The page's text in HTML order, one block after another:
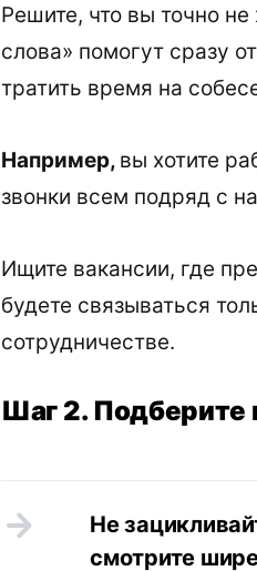
Решите, что вы точно не
слова» помогут сразу
тратить время на
Например, вы хотите
звонки всем подряд с
Ищите вакансии, где
будете связываться
сотрудничестве.
Шаг 2. Подберите
Не
смотрите